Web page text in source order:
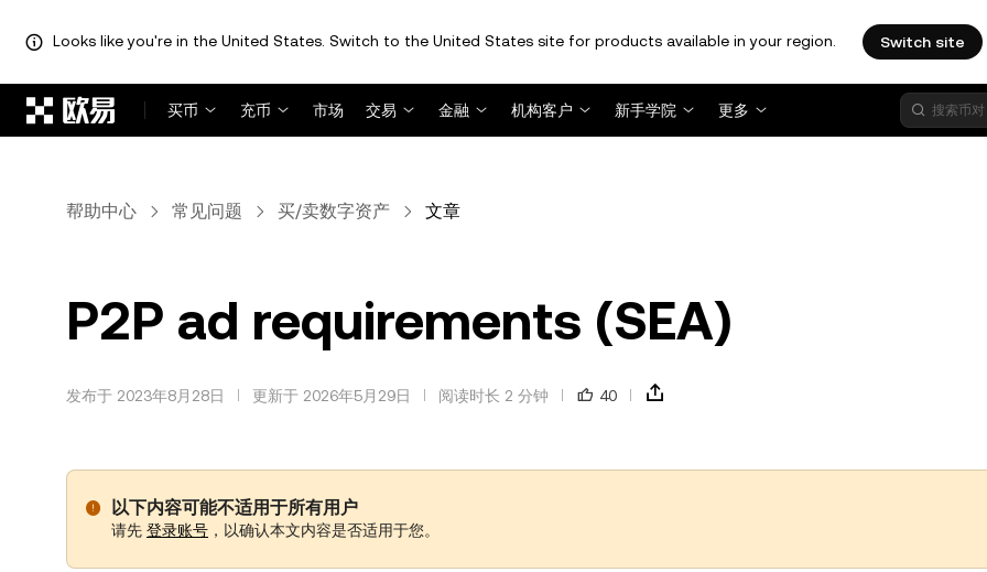
Looks like you're in the United States. Switch to the United States site for products available in your region. Switch site
买币
充币 市场 交易 金融 机构客户 新手学院 更多
帮助中心 常见问题 买/卖数字资产 文章
P2P ad requirements (SEA)
发布于 2023年8月28日 更新于 2026年5月29日 阅读时长 2 分钟 40
以下内容可能不适用于所有用户
请先 登录账号 ，以确认本文内容是否适用于您。